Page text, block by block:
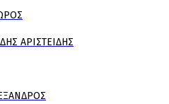
ΑΡΙΣΤΕΙΔΗΣ